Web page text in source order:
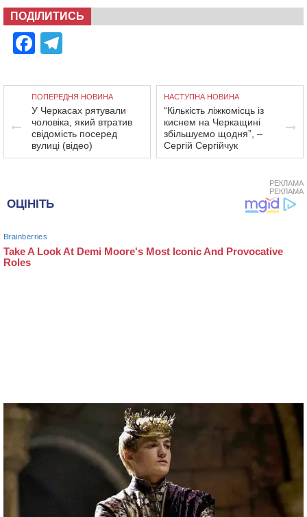
ПОДІЛИТИСЬ
Facebook
ПОПЕРЕДНЯ НОВИНА
У Черкасах рятували
чоловіка, який втратив
свідомість посеред
вулиці (відео)
НАСТУПНА НОВИНА
“Кількість ліжкомісць із
киснем на Черкащині
збільшуємо щодня”, –
Сергій Сергійчук
РЕКЛАМА
РЕКЛАМА